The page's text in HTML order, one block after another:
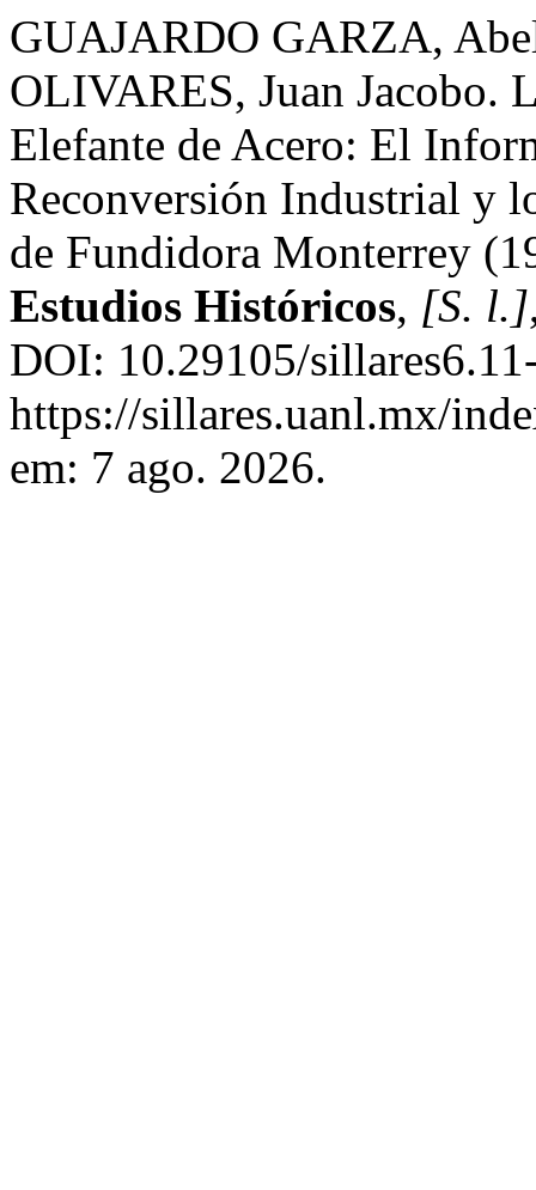
GUAJARDO GARZA,
OLIVARES, Juan Jacobo.
Elefante de Acero: El
Reconversión Industrial y
de Fundidora Monterrey
Estudios Históricos, [S. l.]
DOI: 10.29105/
https://sillares.uanl.mx/
em: 7 ago. 2026.